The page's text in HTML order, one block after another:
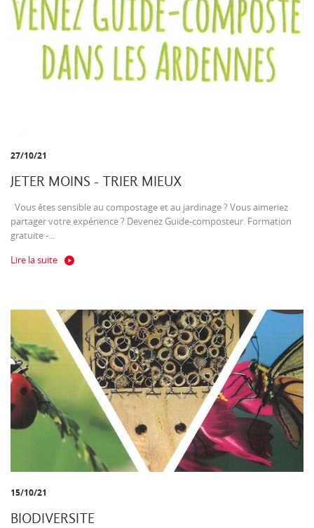
27/10/21
JETER MOINS - TRIER MIEUX
Vous êtes sensible au compostage et au jardinage ? Vous aimeriez
partager votre expérience ? Devenez Guide-composteur. Formation
gratuite -...
Lire la suite
15/10/21
BIODIVERSITE